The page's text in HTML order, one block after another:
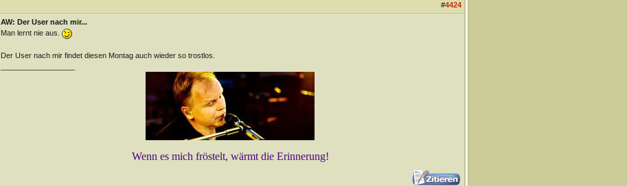
#4424
AW: Der User nach mir...
Man lernt nie aus.
Der User nach mir findet diesen Montag auch wieder so trostlos.
Wenn es mich fröstelt, wärmt die Erinnerung!